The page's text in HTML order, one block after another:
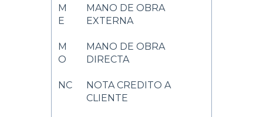
M
E
MANO DE OBRA
EXTERNA
M
O
MANO DE OBRA
DIRECTA
NC
NOTA CREDITO A
CLIENTE